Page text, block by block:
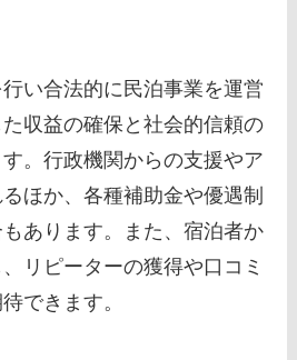
い合法的に民泊事業を運営
収益の確保と社会的信頼の
。行政機関からの支援やア
ほか、各種補助金や優遇制
あります。また、宿泊者か
リピーターの獲得や口コミ
できます。